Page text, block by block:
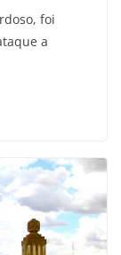
foi
a